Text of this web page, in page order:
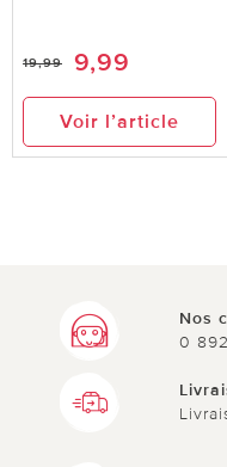
19,99 9,99
Voir l’article
Nos
0